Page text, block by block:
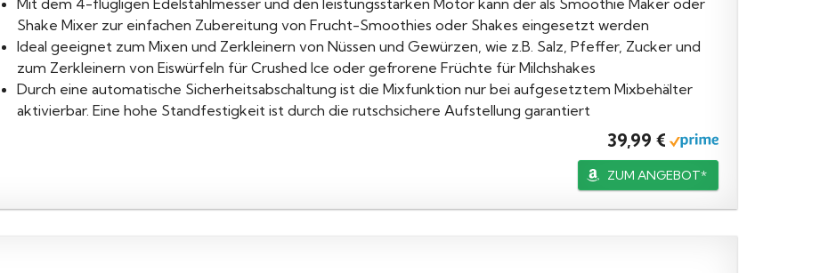
Mit dem 4-flügligen Edelstahlmesser und den leistungsstarken Motor kann der als Smoothie Maker oder
Shake Mixer zur einfachen Zubereitung von Frucht-Smoothies oder Shakes eingesetzt werden
Ideal geeignet zum Mixen und Zerkleinern von Nüssen und Gewürzen, wie z.B. Salz, Pfeffer, Zucker und
zum Zerkleinern von Eiswürfeln für Crushed Ice oder gefrorene Früchte für Milchshakes
Durch eine automatische Sicherheitsabschaltung ist die Mixfunktion nur bei aufgesetztem Mixbehälter
aktivierbar. Eine hohe Standfestigkeit ist durch die rutschsichere Aufstellung garantiert
39,99 €
ZUM ANGEBOT*